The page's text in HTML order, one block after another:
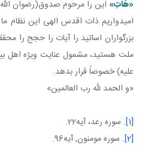
«هَاتِ» اين را مرحوم صدوق(رضوان
اميدواريم ذات اقدس الهی اين نظام
بزرگواران اساتيد را آيات را حجج را
ملت هستيد، مشمول عنايت ويژه اهل
عليه) خصوصاً قرار بدهد.
«و الحمد لله رب العالمين»
[1] . سوره رعد، آيه22.
[2] . سوره مومنون, آيه96.